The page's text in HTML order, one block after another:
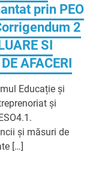
prin PEO
2
SI
AFACERI
Educație și
și
și măsuri de
[…]